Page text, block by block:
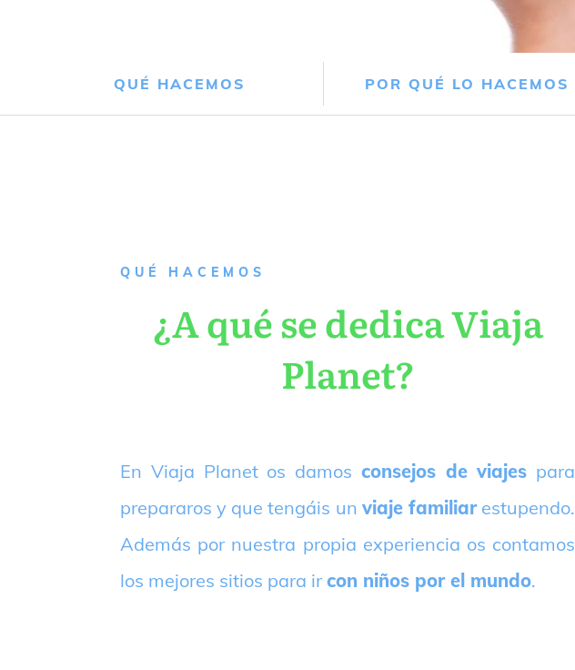
QUÉ HACEMOS POR QUÉ LO HACEMOS
QUÉ HACEMOS
¿A qué se dedica Viaja
Planet?
En Viaja Planet os damos consejos de viajes para
prepararos y que tengáis un viaje familiarestupendo.
Además por nuestra propia experiencia os contamos
los mejores sitios para ir con niños por el mundo.